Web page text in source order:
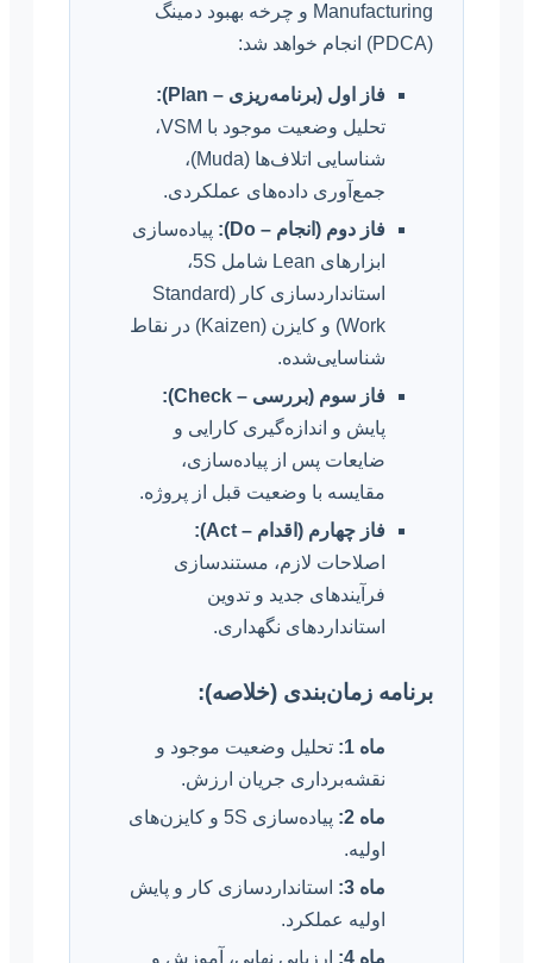
Manufacturing و چرخه بهبود دمینگ
فاز اول (برنامه‌ریزی – Plan):
تحلیل وضعیت موجود با VSM،
شناسایی اتلاف‌ها (Muda)،
جمع‌آوری داده‌های عملکردی.
فاز دوم (انجام – Do):
پیاده‌سازی
ابزارهای Lean شامل 5S،
استانداردسازی کار (Standard
Work) و کایزن (Kaizen) در نقاط
شناسایی‌شده.
فاز سوم (بررسی – Check):
پایش و اندازه‌گیری کارایی و
ضایعات پس از پیاده‌سازی،
مقایسه با وضعیت قبل از پروژه.
فاز چهارم (اقدام – Act):
اصلاحات لازم، مستندسازی
فرآیندهای جدید و تدوین
استانداردهای نگهداری.
برنامه زمان‌بندی (خلاصه):
ماه 1:
تحلیل وضعیت موجود و
نقشه‌برداری جریان ارزش.
ماه 2:
پیاده‌سازی 5S و کایزن‌های
اولیه.
ماه 3:
استانداردسازی کار و پایش
اولیه عملکرد.
ماه 4:
ارزیابی نهایی، آموزش و